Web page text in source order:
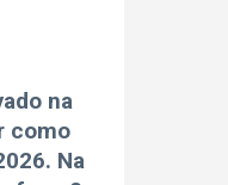
na
como
Na